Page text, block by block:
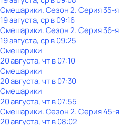
Смешарики. Сезон 2. Серия 35-я
19 августа, ср в 09:16
Смешарики. Сезон 2. Серия 36-я
19 августа, ср в 09:25
Смешарики
20 августа, чт в 07:10
Смешарики
20 августа, чт в 07:30
Смешарики
20 августа, чт в 07:55
Смешарики. Сезон 2. Серия 45-я
20 августа, чт в 08:02